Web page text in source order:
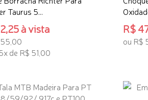
Taurus 5...
à vista
de R$ 51,00
R$
ou R$